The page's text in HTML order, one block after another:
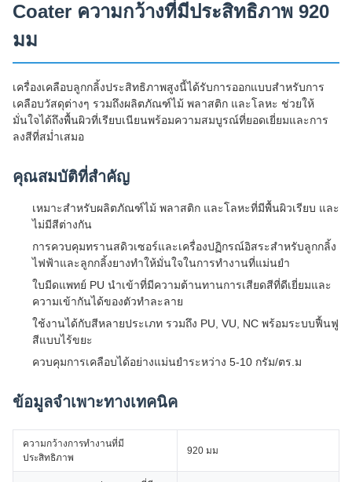
Coater ความกว้างที่มีประสิทธิภาพ 920
มม
เครื่องเคลือบลูกกลิ้งประสิทธิภาพสูงนี้ได้รับการออกแบบสำหรับการ
เคลือบวัสดุต่างๆ รวมถึงผลิตภัณฑ์ไม้ พลาสติก และโลหะ ช่วยให้
มั่นใจได้ถึงพื้นผิวที่เรียบเนียนพร้อมความสมบูรณ์ที่ยอดเยี่ยมและการ
ลงสีที่สม่ำเสมอ
คุณสมบัติที่สำคัญ
เหมาะสำหรับผลิตภัณฑ์ไม้ พลาสติก และโลหะที่มีพื้นผิวเรียบ และ
ไม่มีสีต่างกัน
การควบคุมทรานสดิวเซอร์และเครื่องปฏิกรณ์อิสระสำหรับลูกกลิ้ง
ไฟฟ้าและลูกกลิ้งยางทำให้มั่นใจในการทำงานที่แม่นยำ
ใบมีดแพทย์ PU นำเข้าที่มีความต้านทานการเสียดสีที่ดีเยี่ยมและ
ความเข้ากันได้ของตัวทำละลาย
ใช้งานได้กับสีหลายประเภท รวมถึง PU, VU, NC พร้อมระบบฟื้นฟู
สีแบบไร้ขยะ
ควบคุมการเคลือบได้อย่างแม่นยำระหว่าง 5-10 กรัม/ตร.ม
ข้อมูลจำเพาะทางเทคนิค
ความกว้างการทำงานที่มี
ประสิทธิภาพ
920 มม